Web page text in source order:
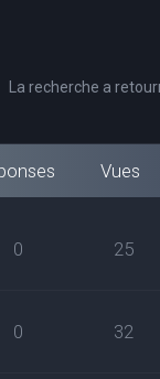
La recherche a
Vues
0 25
0 32